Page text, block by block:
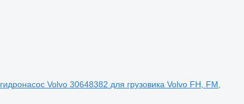
гидронасос Volvo 30648382 для грузовика Volvo FH, FM,